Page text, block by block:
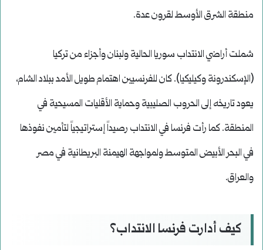
منطقة الشرق الأوسط لقرون عدة.
شملت أراضي الانتداب سوريا الحالية ولبنان وأجزاء من تركيا
(الإسكندرونة وكيليكيا). كان للفرنسيين اهتمام طويل الأمد ببلاد الشام،
يعود تاريخه إلى الحروب الصليبية وحماية الأقليات المسيحية في
المنطقة. كما رأت فرنسا في الانتداب رصيداً إستراتيجياً لتأمين نفوذها
في البحر الأبيض المتوسط ولمواجهة الهيمنة البريطانية في مصر
والعراق.
كيف أدارت فرنسا الانتداب؟